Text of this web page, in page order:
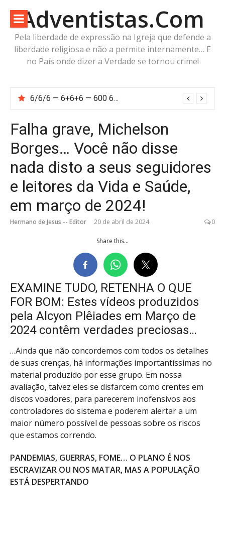
para
conteúdo
Adventistas.Com
Pela liberdade de expressão na Igreja que defende a
liberdade religiosa e não a permite internamente… E
no País onde dizer a Verdade se tornou crime!
6/6/6 — 6+6+6 — 600 60 6… Calcule o número da besta!
Falha grave, Michelson
Borges… Você não disse
nada disto a seus seguidores
e leitores da Vida e Saúde,
em março de 2024!
Hermano de Jesus -- Editor 20 de abril de 2024 0
Share this...
EXAMINE TUDO, RETENHA O QUE
FOR BOM: Estes vídeos produzidos
pela Alcyon Plêiades em Março de
2024 contêm verdades preciosas…
…Ainda que não concordemos com todos os detalhes
de suas crenças, há informações importantíssimas no
material produzido por esse grupo. Em nossa
avaliação, talvez eles se disfarcem como crentes em
discos voadores, para parecerem inofensivos aos
controladores do sistema e poderem alertar a um
maior número possível de pessoas sobre os riscos
que estamos correndo.
PANDEMIAS, GUERRAS, FOME… O PLANO É NOS
ESCRAVIZAR OU NOS MATAR, MAS A POPULAÇÃO
ESTÁ DESPERTANDO